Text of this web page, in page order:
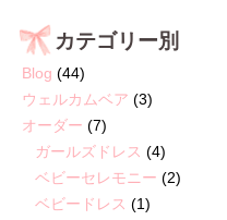
カテゴリー別
Blog (44)
ウェルカムベア (3)
オーダー (7)
ガールズドレス (4)
ベビーセレモニー (2)
ベビードレス (1)